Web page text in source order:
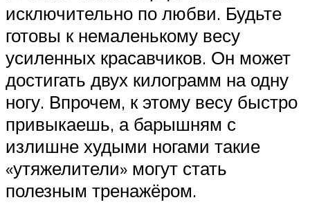
исключительно по любви. Будьте
готовы к немаленькому весу
усиленных красавчиков. Он может
достигать двух килограмм на одну
ногу. Впрочем, к этому весу быстро
привыкаешь, а барышням с
излишне худыми ногами такие
«утяжелители» могут стать
полезным тренажёром.